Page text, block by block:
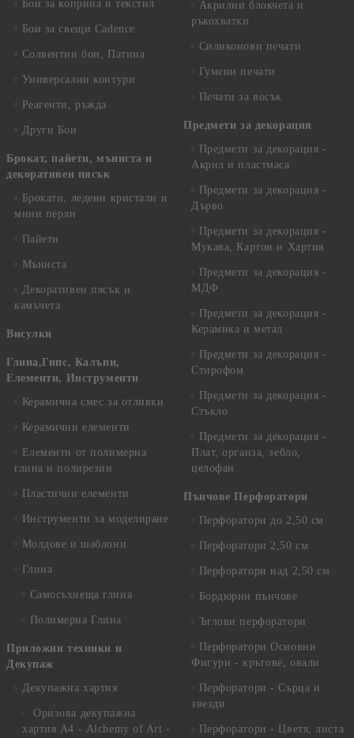
Бои за коприна и текстил
Бои за свещи Cadence
Солвентни бои, Патина
Универсални контури
Реагенти, ръжда
Други Бои
Брокат, пайети, мъниста и
декоративен пясък
Брокати, ледени кристали и
мини перли
Пайети
Мъниста
Декоративен пясък и
камъчета
Висулки
Глина,Гипс, Калъпи,
Елементи, Инструменти
Керамична смес за отливки
Керамични елементи
Елементи от полимерна
глина и полирезин
Пластични елементи
Инструменти за моделиране
Молдове и шаблони
Глина
Самосъхнеща глина
Полимерна Глина
Приложни техники и
Декупаж
Декупажна хартия
Оризова декупажна
хартия А4 - Alchemy of Art -
Акрилни блокчета и
ръкохватки
Силиконови печати
Гумени печати
Печати за восък
Предмети за декорация
Предмети за декорация -
Акрил и пластмаса
Предмети за декорация -
Дърво
Предмети за декорация -
Мукава, Картон и Хартия
Предмети за декорация -
МДФ
Предмети за декорация -
Керамика и метал
Предмети за декорация -
Стирофом
Предмети за декорация -
Стъкло
Предмети за декорация -
Плат, органза, зебло,
целофан
Пънчове Перфоратори
Перфоратори до 2,50 см
Перфоратори 2,50 см
Перфоратори над 2,50 см
Бордюрни пънчове
Ъглови перфоратори
Перфоратори Основни
Фигури - кръгове, овали
Перфоратори - Сърца и
звезди
Перфоратори - Цветя, листа